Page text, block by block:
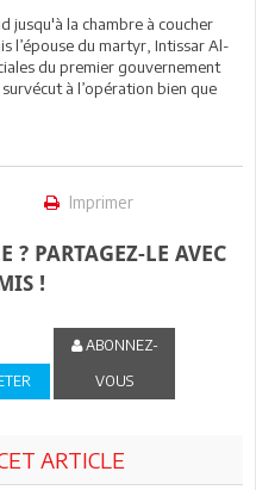
jusqu'à la chambre à coucher
l’épouse du martyr, Intissar Al-
du premier gouvernement
à l’opération bien que
Imprimer
? PARTAGEZ-LE AVEC
!
ABONNEZ-
VOUS
ARTICLE